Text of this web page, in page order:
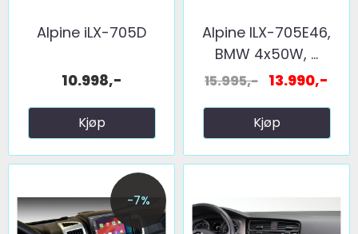
Alpine iLX-705D
10.998,-
Kjøp
Alpine ILX-705E46,
BMW 4x50W, ...
15.995,- 13.990,-
Kjøp
-7%